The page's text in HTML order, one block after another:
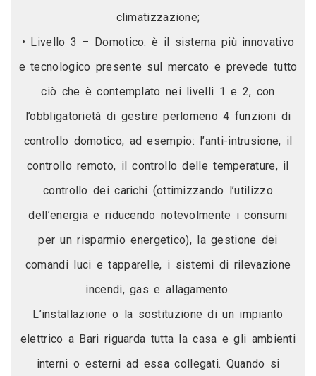
climatizzazione;
• Livello 3 – Domotico: è il sistema più innovativo
e tecnologico presente sul mercato e prevede tutto
ciò che è contemplato nei livelli 1 e 2, con
l’obbligatorietà di gestire perlomeno 4 funzioni di
controllo domotico, ad esempio: l’anti-intrusione, il
controllo remoto, il controllo delle temperature, il
controllo dei carichi (ottimizzando l’utilizzo
dell’energia e riducendo notevolmente i consumi
per un risparmio energetico), la gestione dei
comandi luci e tapparelle, i sistemi di rilevazione
incendi, gas e allagamento.
L’installazione o la sostituzione di un impianto
elettrico a Bari riguarda tutta la casa e gli ambienti
interni o esterni ad essa collegati. Quando si